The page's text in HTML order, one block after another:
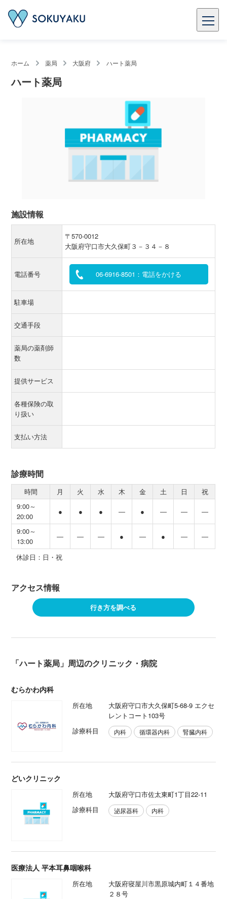
ホーム 薬局 大阪府 ハート薬局
ハート薬局
施設情報
所在地
〒570-0012
大阪府守口市大久保町３－３４－８
電話番号 06-6916-8501：電話をかける
駐車場
交通手段
薬局の薬剤師
数
提供サービス
各種保険の取
り扱い
支払い方法
診療時間
時間 月 火 水 木 金 土 日
祝
9:00～
20:00
● ● ● ― ● ― ― ―
9:00～
13:00
― ― ― ● ― ● ― ―
休診日：日・祝
アクセス情報
行き方を調べる
「ハート薬局」周辺のクリニック・病院
むらかわ内科
所在地
大阪府守口市大久保町5-68-9 エクセ
レントコート103号
診療科目
内科 循環器内科 腎臓内科
どいクリニック
所在地
大阪府守口市佐太東町1丁目22-11
診療科目
泌尿器科 内科
医療法人 平本耳鼻咽喉科
所在地
大阪府寝屋川市黒原城内町１４番地
２８号